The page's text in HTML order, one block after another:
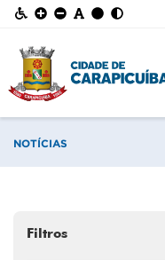
NOTÍCIAS
Filtros